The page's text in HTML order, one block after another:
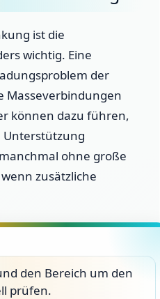
ist die
wichtig. Eine
der
Masseverbindungen
können dazu führen,
Unterstützung
ohne große
zusätzliche
den Bereich um den
prüfen.